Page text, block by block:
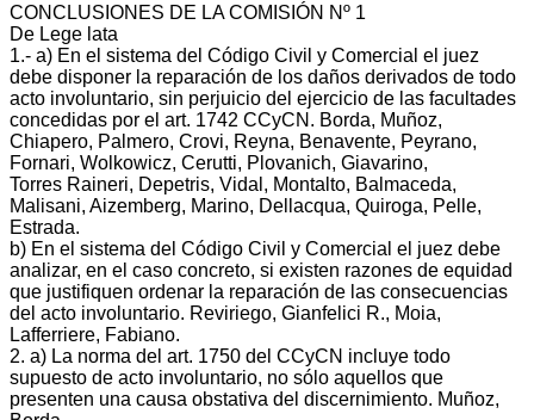
CONCLUSIONES DE LA COMISIÓN Nº 1
De Lege lata
1.‐ a) En el sistema del Código Civil y Comercial el juez
debe disponer la reparación de los daños derivados de todo
acto involuntario, sin perjuicio del ejercicio de las facultades
concedidas por el art. 1742 CCyCN. Borda, Muñoz,
Chiapero, Palmero, Crovi, Reyna, Benavente, Peyrano,
Fornari, Wolkowicz, Cerutti, Plovanich, Giavarino,
Torres Raineri, Depetris, Vidal, Montalto, Balmaceda,
Malisani, Aizemberg, Marino, Dellacqua, Quiroga, Pelle,
Estrada.
b) En el sistema del Código Civil y Comercial el juez debe
analizar, en el caso concreto, si existen razones de equidad
que justifiquen ordenar la reparación de las consecuencias
del acto involuntario. Reviriego, Gianfelici R., Moia,
Lafferriere, Fabiano.
2. a) La norma del art. 1750 del CCyCN incluye todo
supuesto de acto involuntario, no sólo aquellos que
presenten una causa obstativa del discernimiento. Muñoz,